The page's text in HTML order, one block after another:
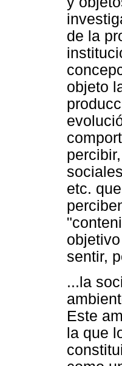
de la
objeto
etc.
sentir,
...la
Este
la que